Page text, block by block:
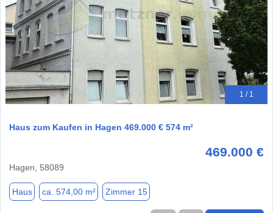
1 / 1
Haus zum Kaufen in Hagen 469.000 € 574 m²
469.000 €
Hagen, 58089
Haus ca. 574,00 m² Zimmer 15